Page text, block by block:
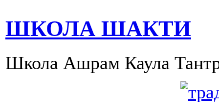
ШКОЛА ШАКТИ
Школа Ашрам Каула